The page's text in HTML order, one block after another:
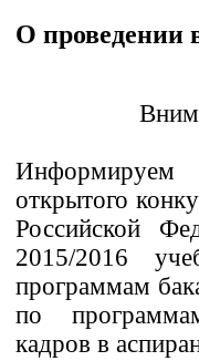
О проведении
Информируем
открытого
Российской
2015/2016
программам
по
кадров в